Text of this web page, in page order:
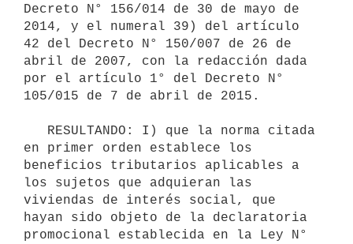
Decreto N° 156/014 de 30 de mayo de
2014, y el numeral 39) del artículo
42 del Decreto N° 150/007 de 26 de
abril de 2007, con la redacción dada
por el artículo 1° del Decreto N°
105/015 de 7 de abril de 2015.
en primer orden establece los
beneficios tributarios aplicables a
los sujetos que adquieran las
viviendas de interés social, que
hayan sido objeto de la declaratoria
promocional establecida en la Ley N°